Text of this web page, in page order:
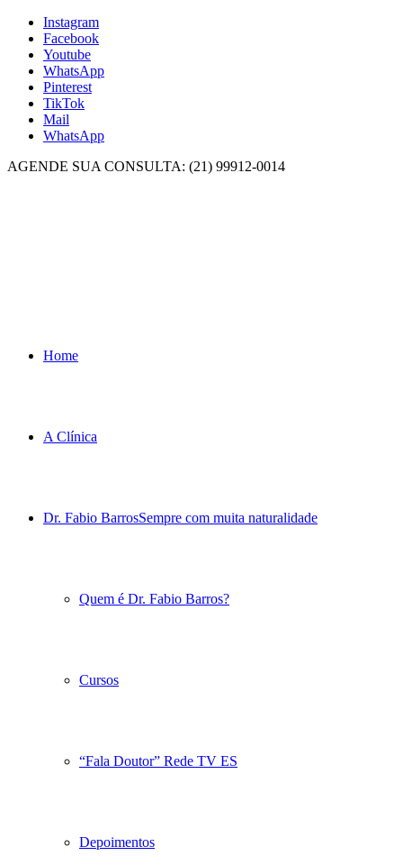
Instagram
Facebook
Youtube
WhatsApp
Pinterest
TikTok
Mail
WhatsApp
AGENDE SUA CONSULTA: (21) 99912-0014
Home
A Clínica
Dr. Fabio BarrosSempre com muita naturalidade
Quem é Dr. Fabio Barros?
Cursos
“Fala Doutor” Rede TV ES
Depoimentos